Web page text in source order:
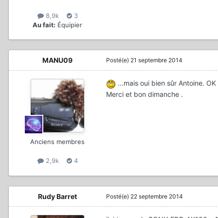
8,9k
3
Au fait: Équipier
MANU09
Anciens membres
2,9k 4
Posté(e) 21 septembre 2014
...mais oui bien sûr Antoine. OK
Merci et bon dimanche .
Rudy Barret Posté(e) 22 septembre 2014